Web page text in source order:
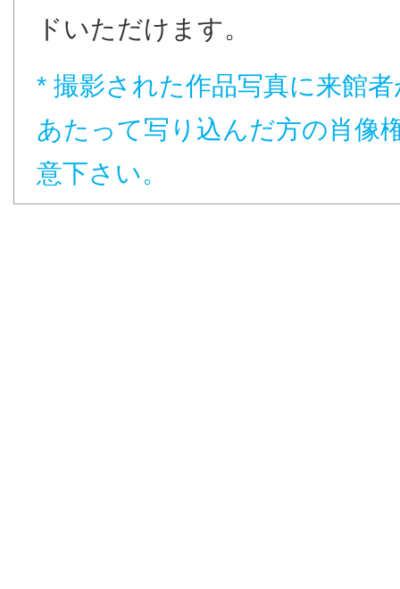
ドいただけます。
* 撮影された作品写真に来館
あたって写り込んだ方の肖像
意下さい。